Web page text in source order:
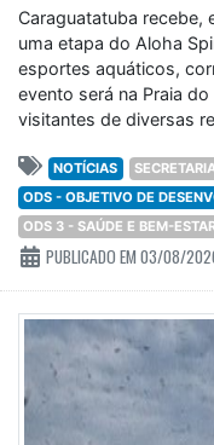
Caraguatatuba recebe,
uma etapa do Aloha
esportes aquáticos,
evento será na Praia
visitantes de diversas
NOTÍCIAS
ODS - OBJETIVO DE
ODS 3 - SAÚDE E BEM-
PUBLICADO EM 03/08/